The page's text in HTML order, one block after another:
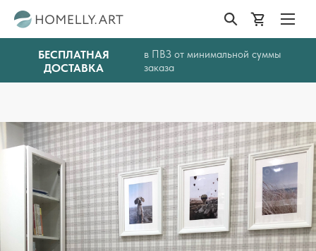
БЕСПЛАТНАЯ
ДОСТАВКА
в ПВЗ от минимальной суммы
заказа